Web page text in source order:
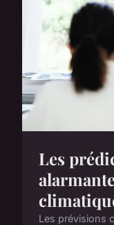
Les
Les prévisions